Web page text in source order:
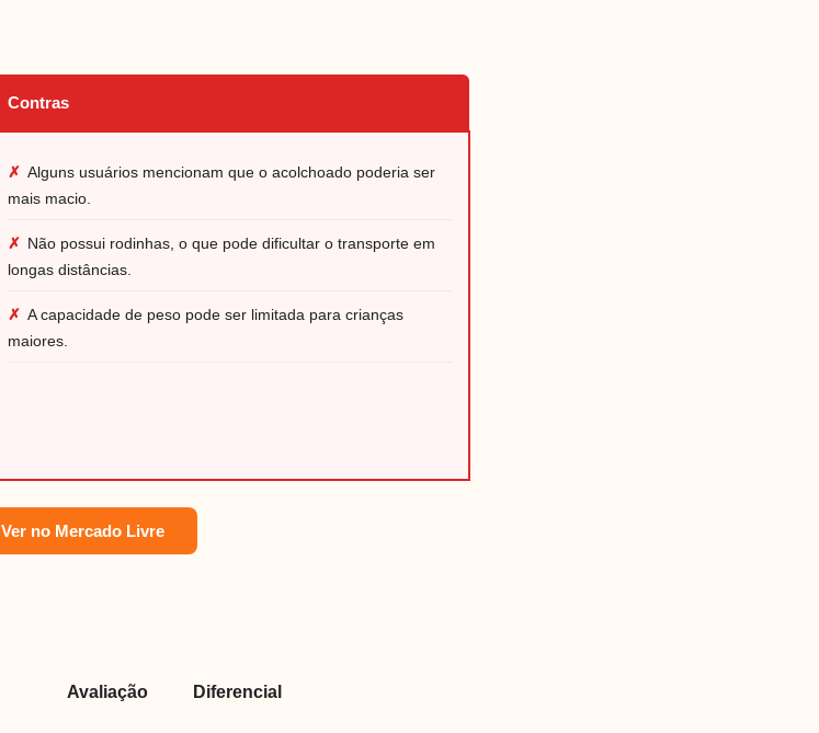
Contras
✗ Alguns usuários mencionam que o acolchoado poderia ser
mais macio.
✗ Não possui rodinhas, o que pode dificultar o transporte em
longas distâncias.
✗ A capacidade de peso pode ser limitada para crianças
maiores.
Ver no Mercado Livre
Avaliação Diferencial